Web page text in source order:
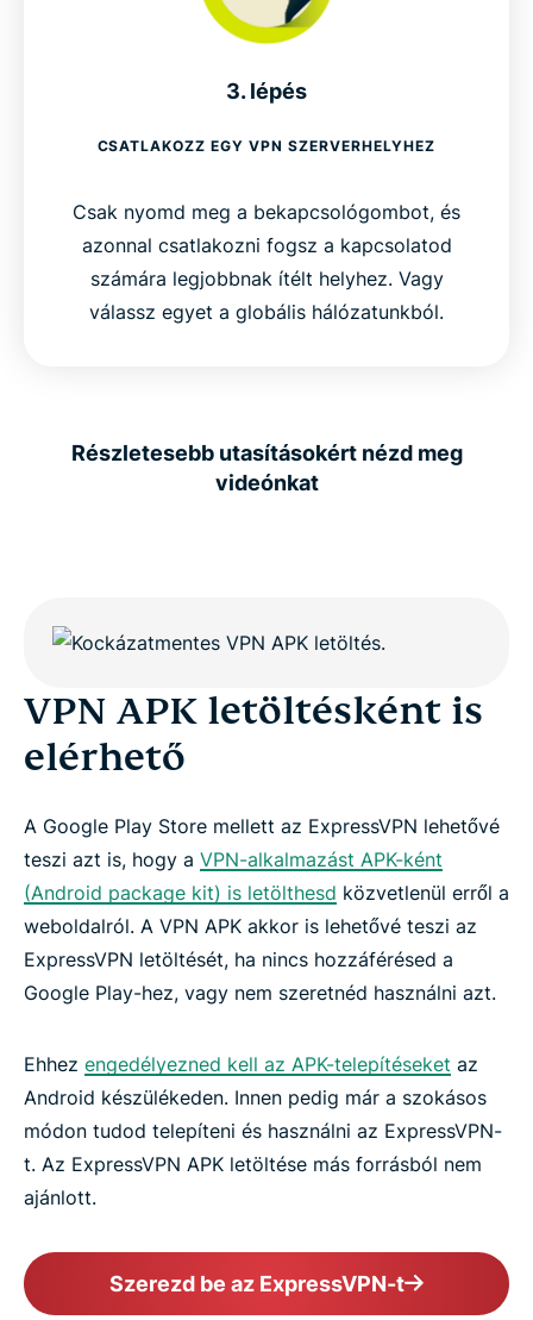
3. lépés
CSATLAKOZZ EGY VPN SZERVERHELYHEZ
Csak nyomd meg a bekapcsológombot, és
azonnal csatlakozni fogsz a kapcsolatod
számára legjobbnak ítélt helyhez. Vagy
válassz egyet a globális hálózatunkból.
Részletesebb utasításokért nézd meg
videónkat
VPN APK letöltésként is
elérhető
A Google Play Store mellett az ExpressVPN lehetővé
teszi azt is, hogy a VPN-alkalmazást APK-ként
(Android package kit) is letölthesd közvetlenül erről a
weboldalról. A VPN APK akkor is lehetővé teszi az
ExpressVPN letöltését, ha nincs hozzáférésed a
Google Play-hez, vagy nem szeretnéd használni azt.
Ehhez engedélyezned kell az APK-telepítéseket az
Android készülékeden. Innen pedig már a szokásos
módon tudod telepíteni és használni az ExpressVPN-
t. Az ExpressVPN APK letöltése más forrásból nem
ajánlott.
Szerezd be az ExpressVPN-t